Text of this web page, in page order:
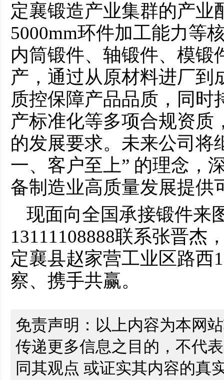
定襄锻造产业集群的产业
5000mm环件加工能力等
内筒锻件、轴锻件、模锻
产，通过从原材料进厂到
质控保障产品品质，同
产标准化等多项合规资质
的发展要求。未来公司将
一、客户至上” 的理念，
备制造业高质量发展提供
现面向全国承接锻件来
13111108888联系张晋杰
定襄县赵家营工业区路西
察、携手共赢。
免责声明：以上内容为本网
传递更多信息之目的，不代
同其观点 或证实其内容的真